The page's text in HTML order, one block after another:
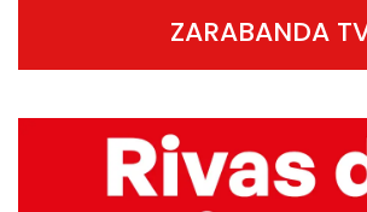
ZARABANDA